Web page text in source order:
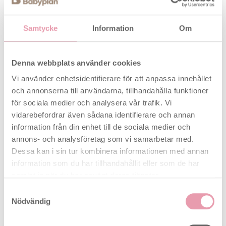
Samtycke Information Om
Denna webbplats använder cookies
Vi använder enhetsidentifierare för att anpassa innehållet
och annonserna till användarna, tillhandahålla funktioner
för sociala medier och analysera vår trafik. Vi
vidarebefordrar även sådana identifierare och annan
information från din enhet till de sociala medier och
annons- och analysföretag som vi samarbetar med.
Dessa kan i sin tur kombinera informationen med annan
information som du har tillhandahållit eller som de har
Nödvändig
tillsammans med kondom.
Användning av applikatorerna:
Conceive+ Plus kan användas under hela cykeln,
men är naturligtvis mest effektiv när den används
vid tidpunkten för ägglossningen. Det vill säga
vanligtvis 0-5 dagar före tidpunkten för ett positivt
ägglossningstest.
Använd inte applikatorn om den är skadad. Använd
glidmedlet 10-15 minuter innan samlag. Håll
applikatorn djupt in i vaginan och pressa tuben ett
par gånger för att få ut Conceive Plus